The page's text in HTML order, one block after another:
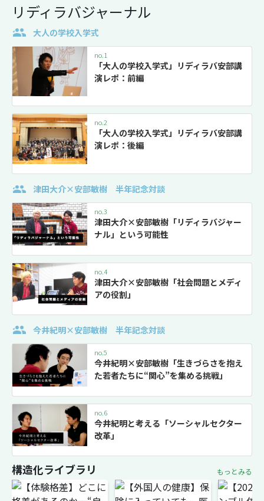
リディラバジャーナル
大人の学校入学式
no.1
「大人の学校入学式」リディラバ安部講
演レポ：前編
no.2
「大人の学校入学式」リディラバ安部講
演レポ：後編
津田大介×安部敏樹 半年記念対談
no.3
津田大介×安部敏樹「リディラバジャー
ナル」という可能性
no.4
津田大介×安部敏樹「社会問題とメディ
アの役割」
今井紀明×安部敏樹 半年記念対談
no.5
今井紀明×安部敏樹「生きづらさを抱え
た若者たちに“関心”を集める挑戦」
no.6
今井紀明と考える「ソーシャルセクター
改革」
構造化ライブラリ もっとみる